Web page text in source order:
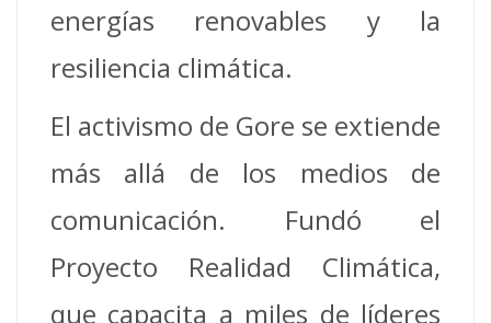
energías renovables y la
resiliencia climática.
El activismo de Gore se extiende
más allá de los medios de
comunicación. Fundó el
Proyecto Realidad Climática,
que capacita a miles de líderes